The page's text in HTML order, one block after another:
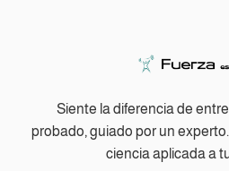
Siente la diferencia de
probado, guiado por un
ciencia aplicada a